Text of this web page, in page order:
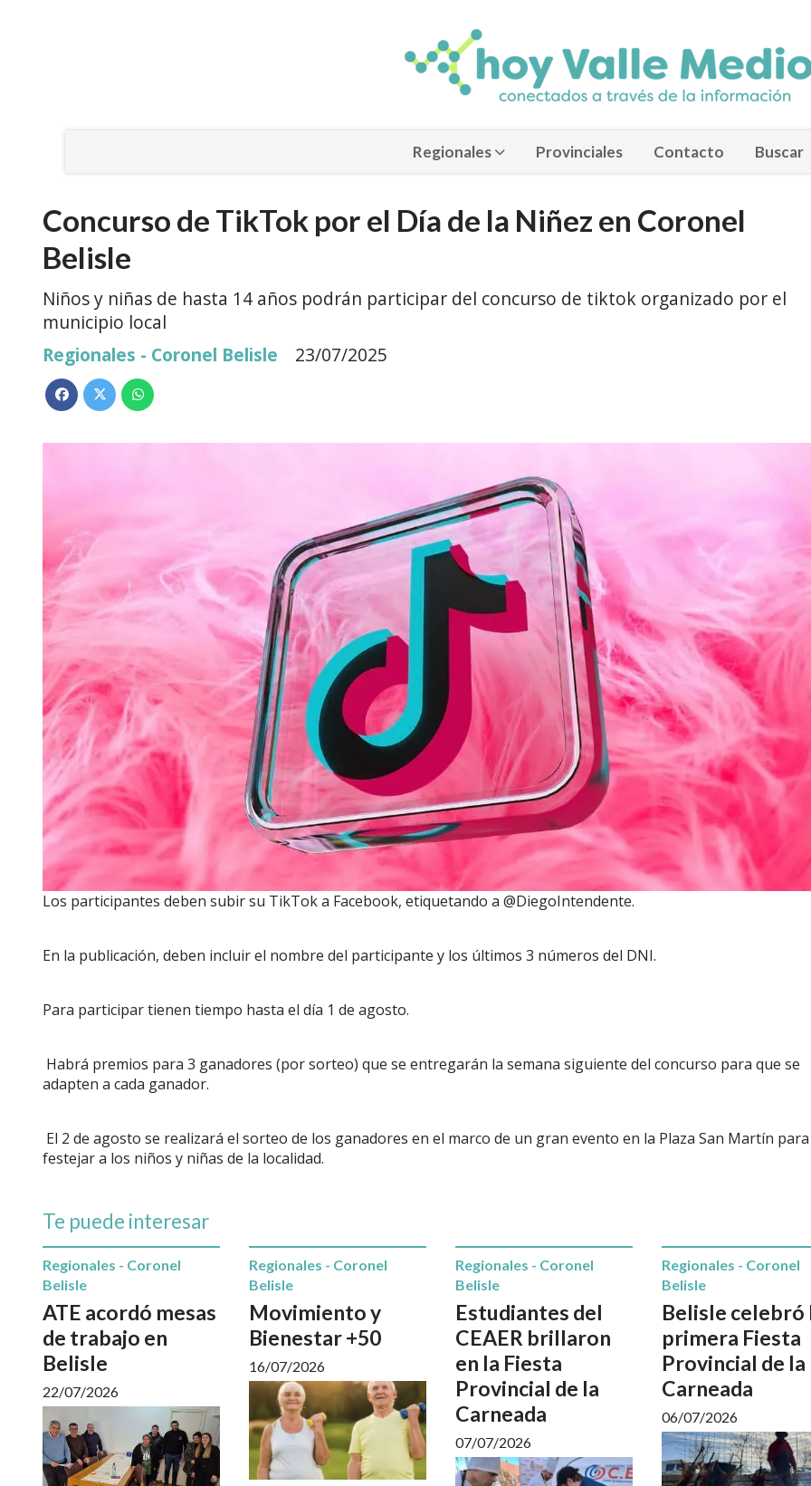
Regionales Provinciales Contacto Buscar
Concurso de TikTok por el Día de la Niñez en Coronel
Belisle
Niños y niñas de hasta 14 años podrán participar del concurso de tiktok organizado por el
municipio local
Regionales - Coronel Belisle
23/07/2025
Los participantes deben subir su TikTok a Facebook, etiquetando a @DiegoIntendente.
En la publicación, deben incluir el nombre del participante y los últimos 3 números del DNI.
Para participar tienen tiempo hasta el día 1 de agosto.
Habrá premios para 3 ganadores (por sorteo) que se entregarán la semana siguiente del concurso para que se
adapten a cada ganador.
El 2 de agosto se realizará el sorteo de los ganadores en el marco de un gran evento en la Plaza San Martín para
festejar a los niños y niñas de la localidad.
Te puede interesar
ATE acordó mesas
de trabajo en
Belisle
Regionales - Coronel
Belisle
22/07/2026
Movimiento y
Bienestar +50
Regionales - Coronel
Belisle
16/07/2026
Estudiantes del
CEAER brillaron
en la Fiesta
Provincial de la
Carneada
Regionales - Coronel
Belisle
07/07/2026
Belisle celebró
primera Fiesta
Provincial de la
Carneada
Regionales - Coronel
Belisle
06/07/2026